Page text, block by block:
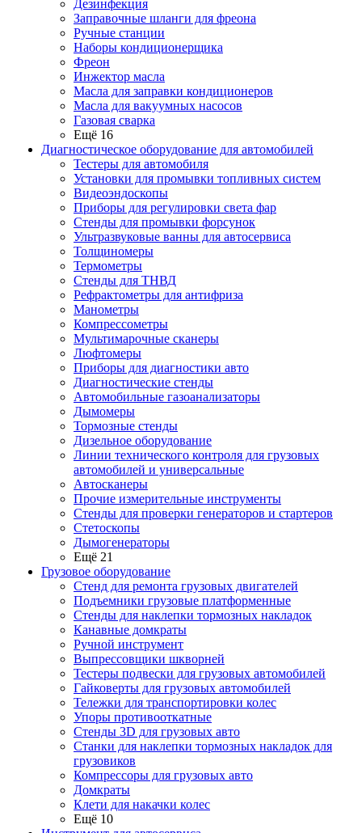
Дезинфекция
Заправочные шланги для фреона
Ручные станции
Наборы кондиционерщика
Фреон
Инжектор масла
Масла для заправки кондиционеров
Масла для вакуумных насосов
Газовая сварка
Ещё 16
Диагностическое оборудование для автомобилей
Тестеры для автомобиля
Установки для промывки топливных систем
Видеоэндоскопы
Приборы для регулировки света фар
Стенды для промывки форсунок
Ультразвуковые ванны для автосервиса
Толщиномеры
Термометры
Стенды для ТНВД
Рефрактометры для антифриза
Манометры
Компрессометры
Мультимарочные сканеры
Люфтомеры
Приборы для диагностики авто
Диагностические стенды
Автомобильные газоанализаторы
Дымомеры
Тормозные стенды
Дизельное оборудование
Линии технического контроля для грузовых
автомобилей и универсальные
Автосканеры
Прочие измерительные инструменты
Стенды для проверки генераторов и стартеров
Стетоскопы
Дымогенераторы
Ещё 21
Грузовое оборудование
Стенд для ремонта грузовых двигателей
Подъемники грузовые платформенные
Стенды для наклепки тормозных накладок
Канавные домкраты
Ручной инструмент
Выпрессовщики шкворней
Тестеры подвески для грузовых автомобилей
Гайковерты для грузовых автомобилей
Тележки для транспортировки колес
Упоры противооткатные
Стенды 3D для грузовых авто
Станки для наклепки тормозных накладок для
грузовиков
Компрессоры для грузовых авто
Домкраты
Клети для накачки колес
Ещё 10